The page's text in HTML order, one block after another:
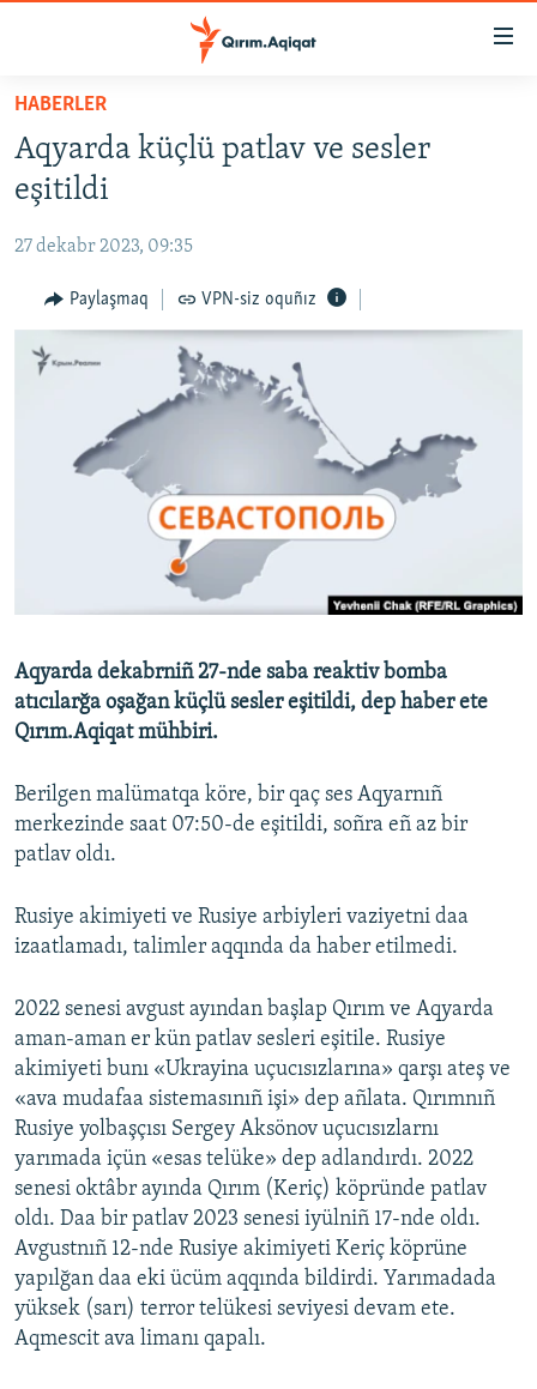
Esas
qaytmaq
Baş
navigatsiyağa
qaytmaq
qaytmaq
HABERLER
SİYASET
İQTİSADİYAT
CEMİYET
MEDENİYET
İNSAN AQLARI
BLOGLAR
Українською
QOŞULIÑIZ!
RFE/RS bütün saytları
HABERLER
Aqyarda küçlü patlav ve sesler
eşitildi
27 dekabr 2023, 09:35
Paylaşmaq VPN-siz oquñız
Aqyarda dekabrniñ 27-nde saba reaktiv bomba
atıcılarğa oşağan küçlü sesler eşitildi, dep haber ete
Qırım.Aqiqat mühbiri.
Berilgen malümatqa köre, bir qaç ses Aqyarnıñ
merkezinde saat 07:50-de eşitildi, soñra eñ az bir
patlav oldı.
Rusiye akimiyeti ve Rusiye arbiyleri vaziyetni daa
izaatlamadı, talimler aqqında da haber etilmedi.
2022 senesi avgust ayından başlap Qırım ve Aqyarda
aman-aman er kün patlav sesleri eşitile. Rusiye
akimiyeti bunı «Ukrayina uçucısızlarına» qarşı ateş ve
«ava mudafaa sistemasınıñ işi» dep añlata. Qırımnıñ
Rusiye yolbaşçısı Sergey Aksönov uçucısızlarnı
yarımada içün «esas telüke» dep adlandırdı. 2022
senesi oktâbr ayında Qırım (Keriç) köpründe patlav
oldı. Daa bir patlav 2023 senesi iyülniñ 17-nde oldı.
Avgustnıñ 12-nde Rusiye akimiyeti Keriç köprüne
yapılğan daa eki ücüm aqqında bildirdi. Yarımadada
yüksek (sarı) terror telükesi seviyesi devam ete.
Aqmescit ava limanı qapalı.